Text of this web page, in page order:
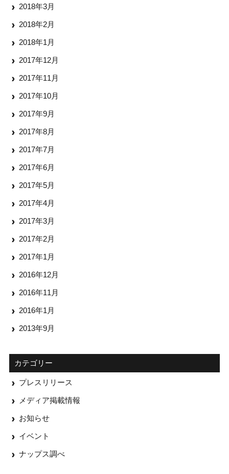
2018年3月
2018年2月
2018年1月
2017年12月
2017年11月
2017年10月
2017年9月
2017年8月
2017年7月
2017年6月
2017年5月
2017年4月
2017年3月
2017年2月
2017年1月
2016年12月
2016年11月
2016年1月
2013年9月
カテゴリー
プレスリリース
メディア掲載情報
お知らせ
イベント
ナップス調べ